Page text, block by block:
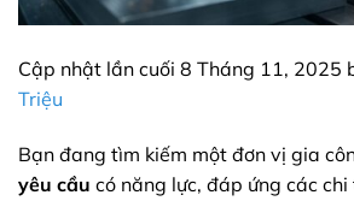
Cập nhật lần cuối 8 Tháng 11, 2025
Triệu
Bạn đang tìm kiếm một đơn vị gia
yêu cầu có năng lực, đáp ứng các